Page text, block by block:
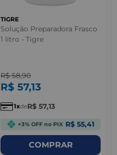
TIGRE
Solução Preparadora Frasco
1 litro - Tigre
R$ 58,90
R$ 57,13
1 deR$ 57,13
+3% OFF no PIX R$ 55,41
COMPRAR